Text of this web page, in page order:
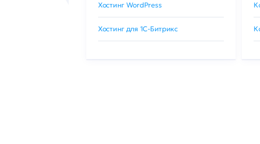
Хостинг WordPress
Хостинг для 1C-Битрикс